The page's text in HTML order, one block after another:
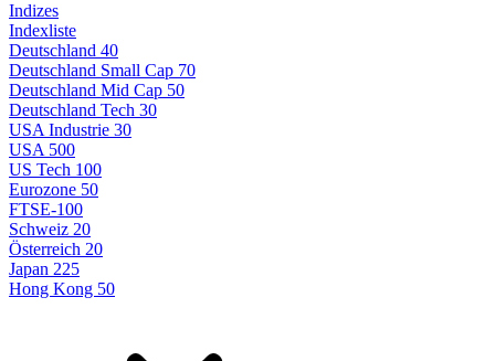
Indizes
Indexliste
Deutschland 40
Deutschland Small Cap 70
Deutschland Mid Cap 50
Deutschland Tech 30
USA Industrie 30
USA 500
US Tech 100
Eurozone 50
FTSE-100
Schweiz 20
Österreich 20
Japan 225
Hong Kong 50